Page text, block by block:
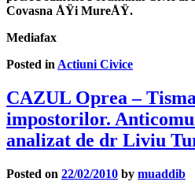
Covasna ÅŸi MureÅŸ.
Mediafax
Posted inActiuni Civice
CAZUL Oprea –
impostorilor.
analizat de dr Liviu
Posted on 22/02/2010 by muaddib